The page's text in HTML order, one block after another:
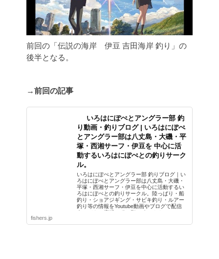
前回の「伝説の海岸 伊豆 吉田海岸 釣り」の
後半となる。
→前回の記事
いろはにぽぺとアングラー部 釣
り動画・釣りブログ | いろはにぽぺ
とアングラー部は八丈島・大磯・平
塚・西湘サーフ・伊豆を 中心に活
動するいろはにぽぺとの釣りサーク
ル。
いろはにぽぺとアングラー部 釣りブログ｜い
ろはにぽぺとアングラー部は八丈島・大磯・
平塚・西湘サーフ・伊豆を中心に活動するい
ろはにぽぺとの釣りサークル。陸っぱり・船
釣り・ショアジギング・サビキ釣り・ルアー
釣り等の情報をYoutube動画やブログで配信
fishers.jp